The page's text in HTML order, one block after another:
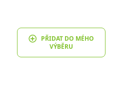
PŘIDAT DO MÉHO
VÝBĚRU